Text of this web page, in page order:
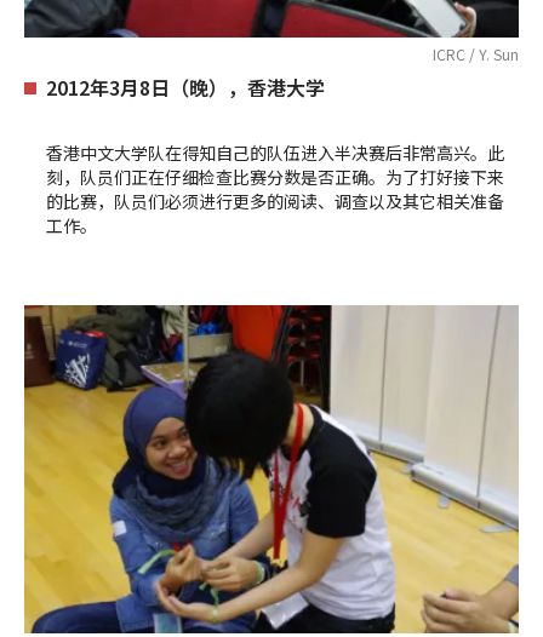
ICRC / Y. Sun
2012年3月8日（晚），香港大学
香港中文大学队在得知自己的队伍进入半决赛后非常高兴。此
刻，队员们正在仔细检查比赛分数是否正确。为了打好接下来
的比赛，队员们必须进行更多的阅读、调查以及其它相关准备
工作。